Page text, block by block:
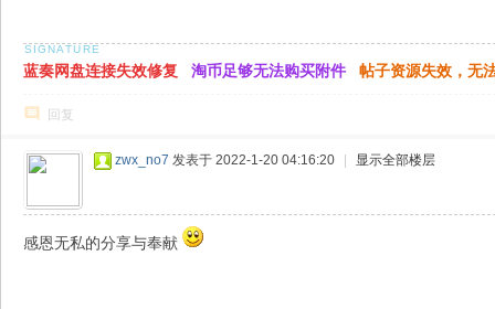
蓝奏网盘连接失效修复 淘币足够无法购买附件 帖子资源失效，无
回复
zwx_no7 发表于 2022-1-20 04:16:20 显示全部楼层
感恩无私的分享与奉献